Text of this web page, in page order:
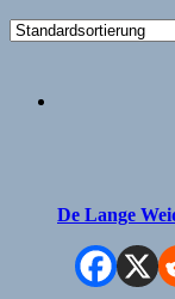
De Lange